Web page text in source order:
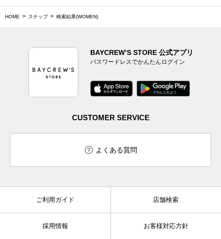
HOME スナップ 検索結果(WOMEN)
BAYCREW’S STORE 公式アプリ
パスワードレスでかんたんログイン
CUSTOMER SERVICE
よくある質問
ご利用ガイド 店舗検索
採用情報 お客様対応方針